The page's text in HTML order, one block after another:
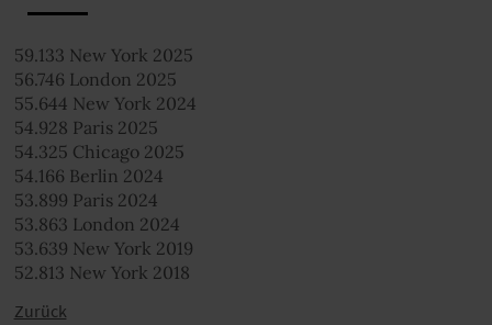
59.133 New York 2025
56.746 London 2025
55.644 New York 2024
54.928 Paris 2025
54.325 Chicago 2025
54.166 Berlin 2024
53.899 Paris 2024
53.863 London 2024
53.639 New York 2019
52.813 New York 2018
Zurück